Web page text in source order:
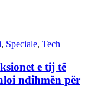
, Speciale, Tech
e tij të
ndihmën për